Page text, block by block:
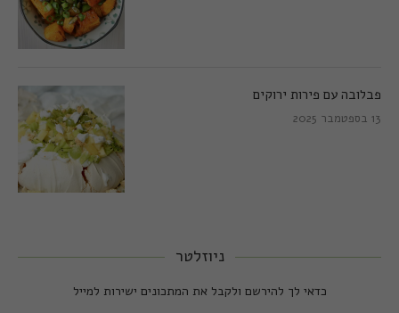
פבלובה עם פירות ירוקים
13 בספטמבר 2025
ניוזלטר
כדאי לך להירשם ולקבל את המתכונים ישירות למייל